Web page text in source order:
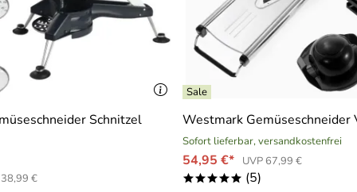
Schnitzel
€
Westmark Gemüseschneider
Sofort lieferbar, versandkostenfrei
54,95 €* UVP 67,99 €
***** (5)